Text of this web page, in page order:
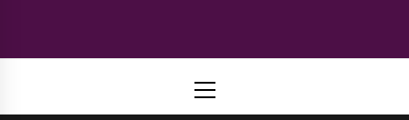
Viral
Menu